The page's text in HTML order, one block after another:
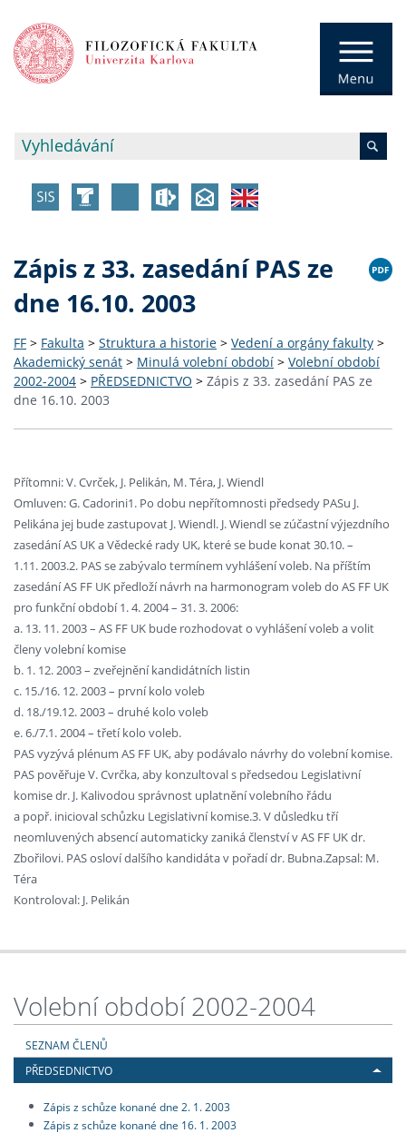
Zápis z 33. zasedání PAS ze
dne 16.10. 2003
FF > Fakulta > Struktura a historie > Vedení a orgány fakulty >
Akademický senát > Minulá volební období > Volební období
2002-2004 > PŘEDSEDNICTVO > Zápis z 33. zasedání PAS ze
dne 16.10. 2003
Přítomni: V. Cvrček, J. Pelikán, M. Téra, J. Wiendl
Omluven: G. Cadorini1. Po dobu nepřítomnosti předsedy PASu J.
Pelikána jej bude zastupovat J. Wiendl. J. Wiendl se zúčastní výjezdního
zasedání AS UK a Vědecké rady UK, které se bude konat 30.10. –
1.11. 2003.2. PAS se zabývalo termínem vyhlášení voleb. Na příštím
zasedání AS FF UK předloží návrh na harmonogram voleb do AS FF UK
pro funkční období 1. 4. 2004 – 31. 3. 2006:
a. 13. 11. 2003 – AS FF UK bude rozhodovat o vyhlášení voleb a volit
členy volební komise
b. 1. 12. 2003 – zveřejnění kandidátních listin
c. 15./16. 12. 2003 – první kolo voleb
d. 18./19.12. 2003 – druhé kolo voleb
e. 6./7.1. 2004 – třetí kolo voleb.
PAS vyzývá plénum AS FF UK, aby podávalo návrhy do volební komise.
PAS pověřuje V. Cvrčka, aby konzultoval s předsedou Legislativní
komise dr. J. Kalivodou správnost uplatnění volebního řádu
a popř. inicioval schůzku Legislativní komise.3. V důsledku tří
neomluvených absencí automaticky zaniká členství v AS FF UK dr.
Zbořilovi. PAS osloví dalšího kandidáta v pořadí dr. Bubna.Zapsal: M.
Téra
Kontroloval: J. Pelikán
Volební období 2002-2004
SEZNAM ČLENŮ
PŘEDSEDNICTVO
Zápis z schůze konané dne 2. 1. 2003
Zápis z schůze konané dne 16. 1. 2003